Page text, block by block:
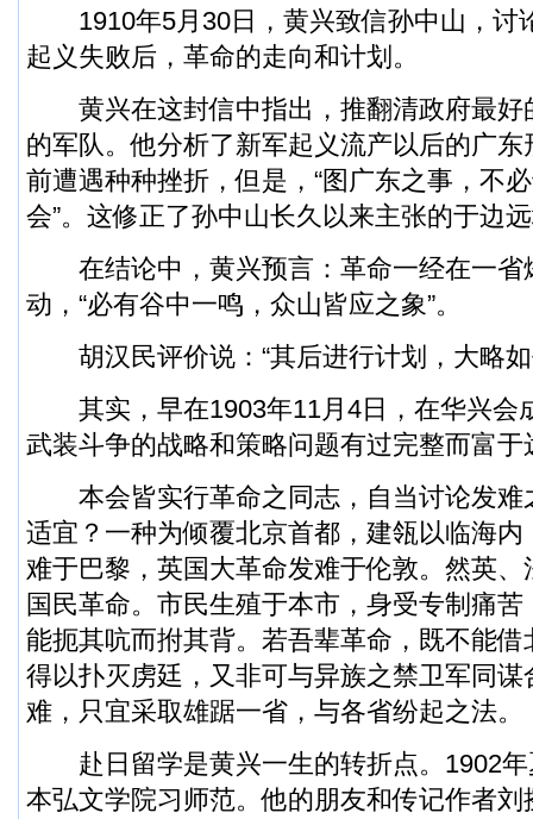
1910年5月30日，黄兴致信孙中山，讨
起义失败后，革命的走向和计划。
黄兴在这封信中指出，推翻清政府最好
的军队。他分析了新军起义流产以后的广
前遭遇种种挫折，但是，“图广东之事，不
会”。这修正了孙中山长久以来主张的于边
在结论中，黄兴预言：革命一经在一省
动，“必有谷中一鸣，众山皆应之象”。
胡汉民评价说：“其后进行计划，大略如
其实，早在1903年11月4日，在华兴会
武装斗争的战略和策略问题有过完整而富于
本会皆实行革命之同志，自当讨论发难
适宜？一种为倾覆北京首都，建瓴以临海
难于巴黎，英国大革命发难于伦敦。然英
国民革命。市民生殖于本市，身受专制痛
能扼其吭而拊其背。若吾辈革命，既不能
得以扑灭虏廷，又非可与异族之禁卫军同
难，只宜采取雄踞一省，与各省纷起之法。
赴日留学是黄兴一生的转折点。1902年
本弘文学院习师范。他的朋友和传记作者